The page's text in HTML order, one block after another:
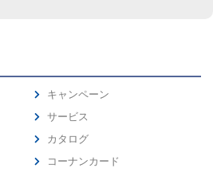
キャンペーン
サービス
カタログ
コーナンカード